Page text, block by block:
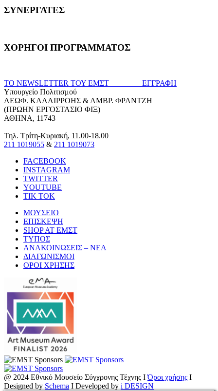
ΣΥΝΕΡΓΑΤΕΣ
ΧΟΡΗΓΟΙ ΠΡΟΓΡΑΜΜΑΤΟΣ
ΤΟ NEWSLETTER ΤΟΥ ΕΜΣΤ ΕΓΓΡΑΦΗ
Υπουργείο Πολιτισμού
ΛΕΩΦ. ΚΑΛΛΙΡΡΟΗΣ & ΑΜΒΡ. ΦΡΑΝΤΖΗ
(ΠΡΩΗΝ ΕΡΓΟΣΤΑΣΙΟ ΦΙΞ)
ΑΘΗΝΑ, 11743
Tηλ. Τρίτη-Κυριακή, 11.00-18.00
211 1019055 & 211 1019073
FACEBOOK
INSTAGRAM
TWITTER
YOUTUBE
TIK TOK
ΜΟΥΣΕΙΟ
ΕΠΙΣΚΕΨΗ
SHOP AT ΕΜΣΤ
ΤΥΠΟΣ
ΑΝΑΚΟΙΝΩΣΕΙΣ – ΝΕΑ
ΔΙΑΓΩΝΙΣΜΟΙ
ΟΡΟΙ ΧΡΗΣΗΣ
@ 2024 Εθνικό Μουσείο Σύγχρονης Τέχνης IΌροι χρήσης I
Designed by Schema I Developed by i DESIGN